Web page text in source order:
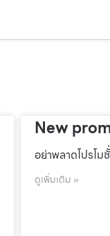
New
อย่าพลาดโปรโม
ดูเพิ่มเติม »